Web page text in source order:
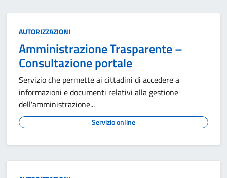
AUTORIZZAZIONI
Amministrazione Trasparente –
Consultazione portale
Servizio che permette ai cittadini di accedere a
informazioni e documenti relativi alla gestione
dell'amministrazione...
Servizio online